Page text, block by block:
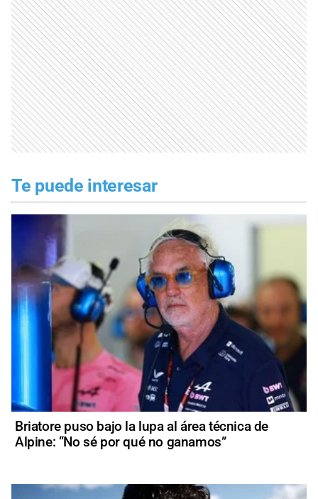
Te puede interesar
Briatore puso bajo la lupa al área técnica de
Alpine: “No sé por qué no ganamos”